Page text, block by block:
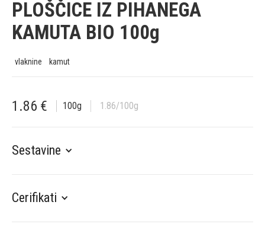
PLOŠČICE IZ PIHANEGA
KAMUTA BIO 100g
vlaknine kamut
1.86 € 100g 1.86/100g
Sestavine
Cerifikati